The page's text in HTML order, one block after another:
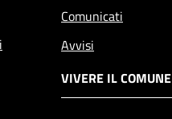
Comunicati
Avvisi
VIVERE IL COMUNE